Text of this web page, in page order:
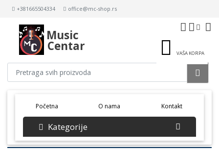
+381665504334 office@mc-shop.rs
Music
Centar VAŠA KORPA
Početna(current) O nama Kontakt
Kategorije